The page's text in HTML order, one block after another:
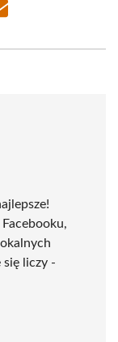
Facebooku,
liczy -